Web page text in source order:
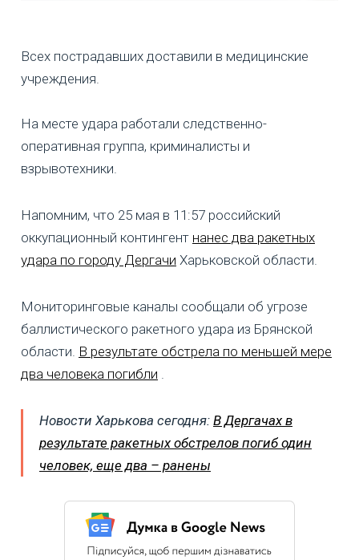
Всех пострадавших доставили в медицинские
учреждения.
На месте удара работали следственно-
оперативная группа, криминалисты и
взрывотехники.
Напомним, что 25 мая в 11:57 российский
оккупационный контингент нанес два ракетных
удара по городу Дергачи Харьковской области.
Мониторинговые каналы сообщали об угрозе
баллистического ракетного удара из Брянской
области. В результате обстрела по меньшей мере
два человека погибли
Новости Харькова сегодня: В Дергачах в
результате ракетных обстрелов погиб один
человек, еще два – ранены